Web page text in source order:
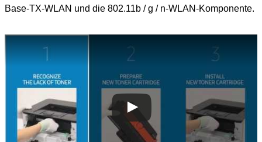
Base-TX-WLAN und die 802.11b / g / n-WLAN-Komponente.